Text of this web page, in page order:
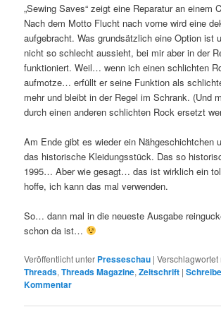
„Sewing Saves“ zeigt eine Reparatur an einem
Nach dem Motto Flucht nach vorne wird eine
aufgebracht. Was grundsätzlich eine Option ist
nicht so schlecht aussieht, bei mir aber in der
funktioniert. Weil… wenn ich einen schlichten
aufmotze… erfüllt er seine Funktion als
mehr und bleibt in der Regel im Schrank. (Und
durch einen anderen schlichten Rock ersetzt
Am Ende gibt es wieder ein Nähgeschichtchen
das historische Kleidungsstück. Das so
1995… Aber wie gesagt… das ist wirklich ein
hoffe, ich kann das mal verwenden.
So… dann mal in die neueste Ausgabe
schon da ist…
Veröffentlicht unter Presseschau |Verschlagwortet
Threads,Threads Magazine,Zeitschrift |
Kommentar